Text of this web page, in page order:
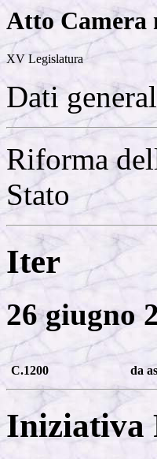
Atto Camera
XV Legislatura
Dati
Riforma
Stato
Iter
26 giugno
C.1200
da
Iniziativa